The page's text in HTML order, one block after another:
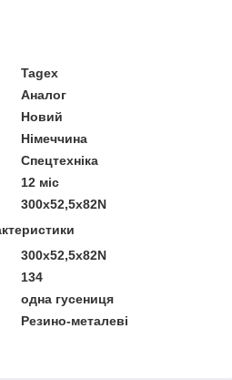
Tagex
Аналог
Новий
Німеччина
Спецтехніка
12 міс
300x52,5x82N
300x52,5x82N
134
одна гусениця
Резино-металеві